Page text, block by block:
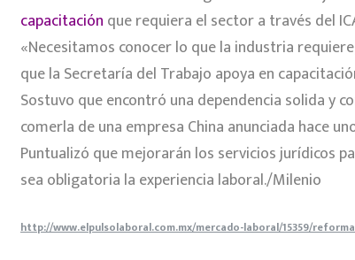
capacitación que requiera el sector a través del
«Necesitamos conocer lo que la industria
que la Secretaría del Trabajo apoya en
Sostuvo que encontró una dependencia solida y
comerla de una empresa China anunciada hace
Puntualizó que mejorarán los servicios jurídicos
sea obligatoria la experiencia laboral./Milenio
http://www.elpulsolaboral.com.mx/mercado-laboral/15359/